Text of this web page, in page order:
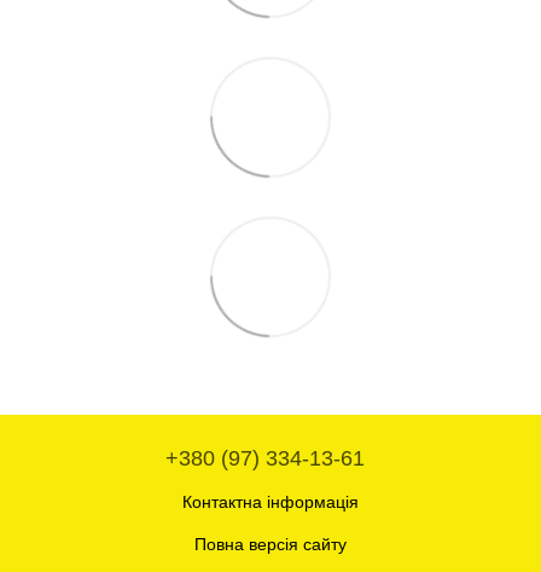
+380 (97) 334-13-61
Контактна інформація
Повна версія сайту